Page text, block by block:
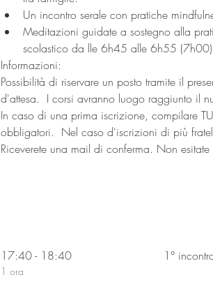
Un incontro serale con pratiche
Meditazioni guidate a sostegno alla
scolastico da lle 6h45 alle 6h55
Informazioni:
Possibilità di riservare un posto tramite il
d'attesa.  I corsi avranno luogo raggiunto il
In caso di una prima iscrizione, compilare
obbligatori.  Nel caso d'iscrizioni di più
Riceverete una mail di conferma. Non
17:40 - 18:40
1 ora
1°